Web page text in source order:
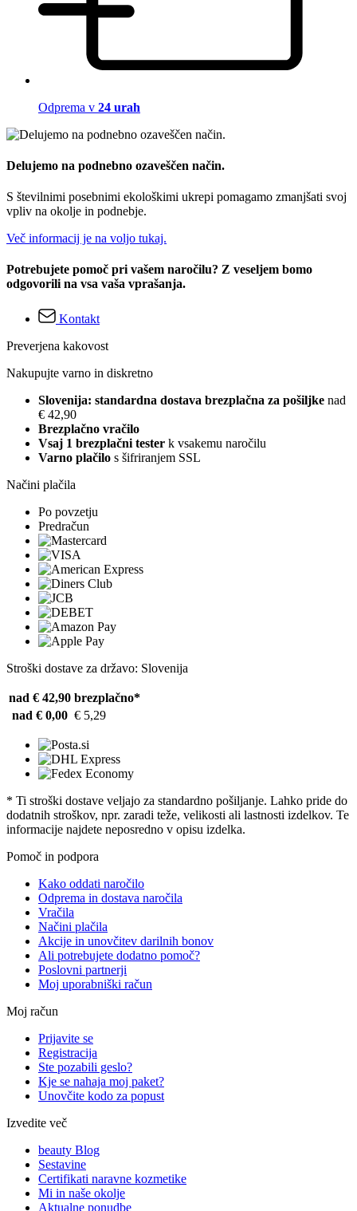
Odprema v 24 urah
Delujemo na podnebno ozaveščen način.
S številnimi posebnimi ekološkimi ukrepi pomagamo zmanjšati svoj
vpliv na okolje in podnebje.
Več informacij je na voljo tukaj.
Potrebujete pomoč pri vašem naročilu? Z veseljem bomo
odgovorili na vsa vaša vprašanja.
Kontakt
Preverjena kakovost
Nakupujte varno in diskretno
Slovenija: standardna dostava brezplačna za pošiljke nad
€ 42,90
Brezplačno vračilo
Vsaj 1 brezplačni tester k vsakemu naročilu
Varno plačilo s šifriranjem SSL
Načini plačila
Po povzetju
Predračun
Stroški dostave za državo: Slovenija
nad € 42,90 brezplačno*
nad € 0,00 € 5,29
* Ti stroški dostave veljajo za standardno pošiljanje. Lahko pride do
dodatnih stroškov, npr. zaradi teže, velikosti ali lastnosti izdelkov. Te
informacije najdete neposredno v opisu izdelka.
Pomoč in podpora
Kako oddati naročilo
Odprema in dostava naročila
Vračila
Načini plačila
Akcije in unovčitev darilnih bonov
Ali potrebujete dodatno pomoč?
Poslovni partnerji
Moj uporabniški račun
Moj račun
Prijavite se
Registracija
Ste pozabili geslo?
Kje se nahaja moj paket?
Unovčite kodo za popust
Izvedite več
beauty Blog
Sestavine
Certifikati naravne kozmetike
Mi in naše okolje
Aktualne ponudbe